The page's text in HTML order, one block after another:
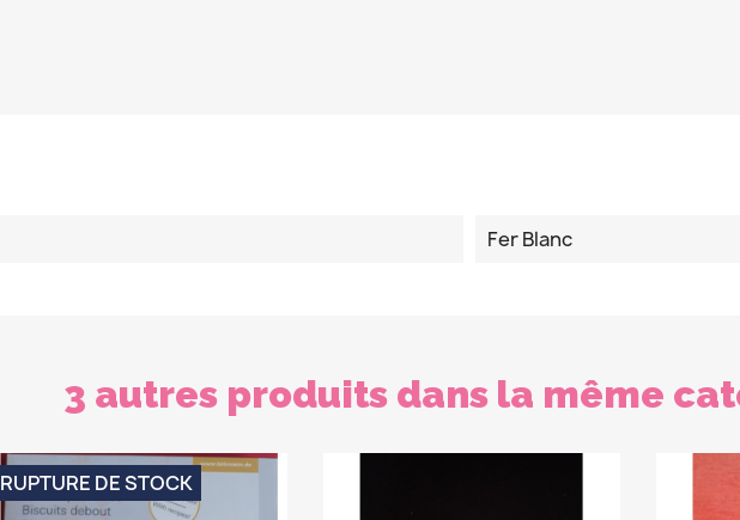
Fer Blanc
3 autres produits dans la même
RUPTURE DE STOCK